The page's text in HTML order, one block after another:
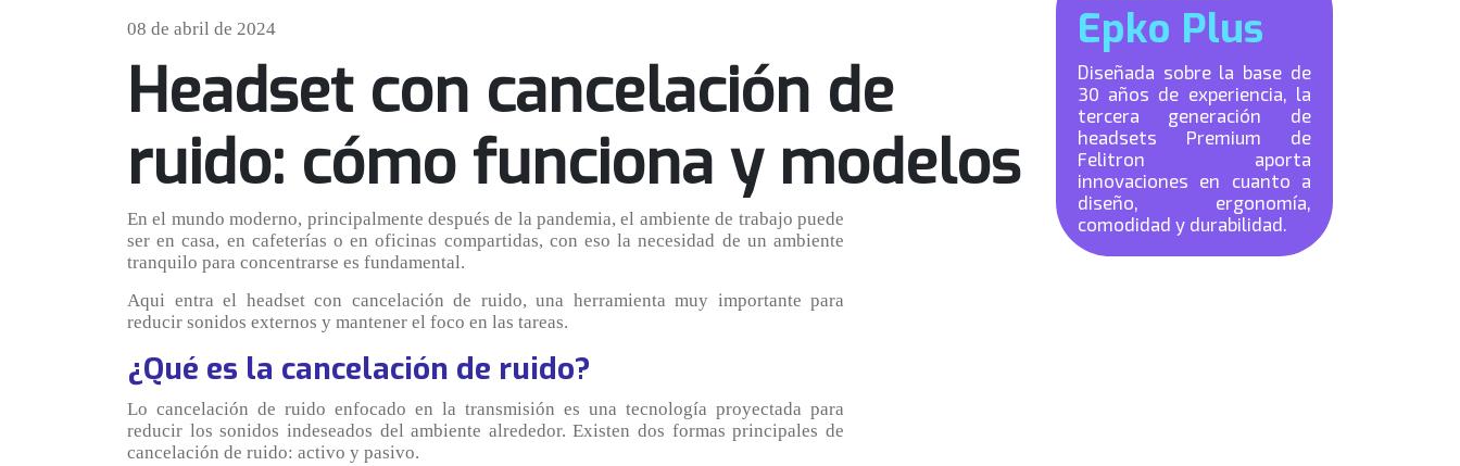
08 de abril de 2024
Headset con cancelación de
ruido: cómo funciona y modelos
En el mundo moderno, principalmente después de la pandemia, el ambiente de trabajo puede
ser en casa, en cafeterías o en oficinas compartidas, con eso la necesidad de un ambiente
tranquilo para concentrarse es fundamental.
Aqui entra el headset con cancelación de ruido, una herramienta muy importante para
reducir sonidos externos y mantener el foco en las tareas.
¿Qué es la cancelación de ruido?
Lo cancelación de ruido enfocado en la transmisión es una tecnología proyectada para
reducir los sonidos indeseados del ambiente alrededor. Existen dos formas principales de
cancelación de ruido: activo y pasivo.
Epko Plus
Diseñada sobre la base de
30 años de experiencia, la
tercera generación de
headsets Premium de
Felitron aporta
innovaciones en cuanto a
diseño, ergonomía,
comodidad y durabilidad.